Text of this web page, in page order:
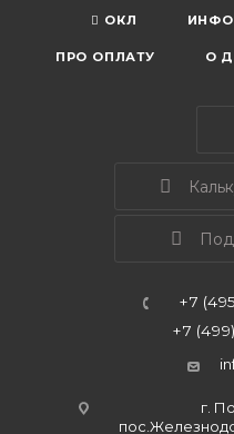
ОКЛ
ПРО ОПЛАТУ О
+7
+7
г.